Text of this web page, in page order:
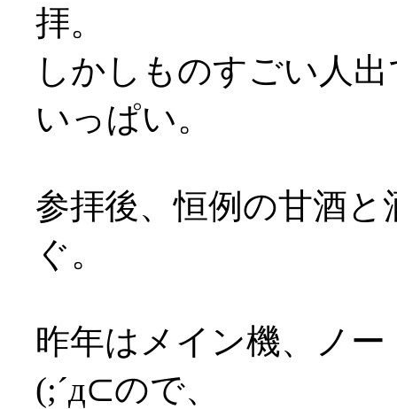
拝。
しかしものすごい人
いっぱい。
参拝後、恒例の甘酒
ぐ。
昨年はメイン機、ノ
(;´д⊂ので、